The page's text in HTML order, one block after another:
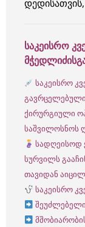
დედისათვის,
საკეისრო
საკეისრო
ქირურგიული
საშვილოსნოს
სადღეისოდ
სურვილს
თავიდან
საკეისრო